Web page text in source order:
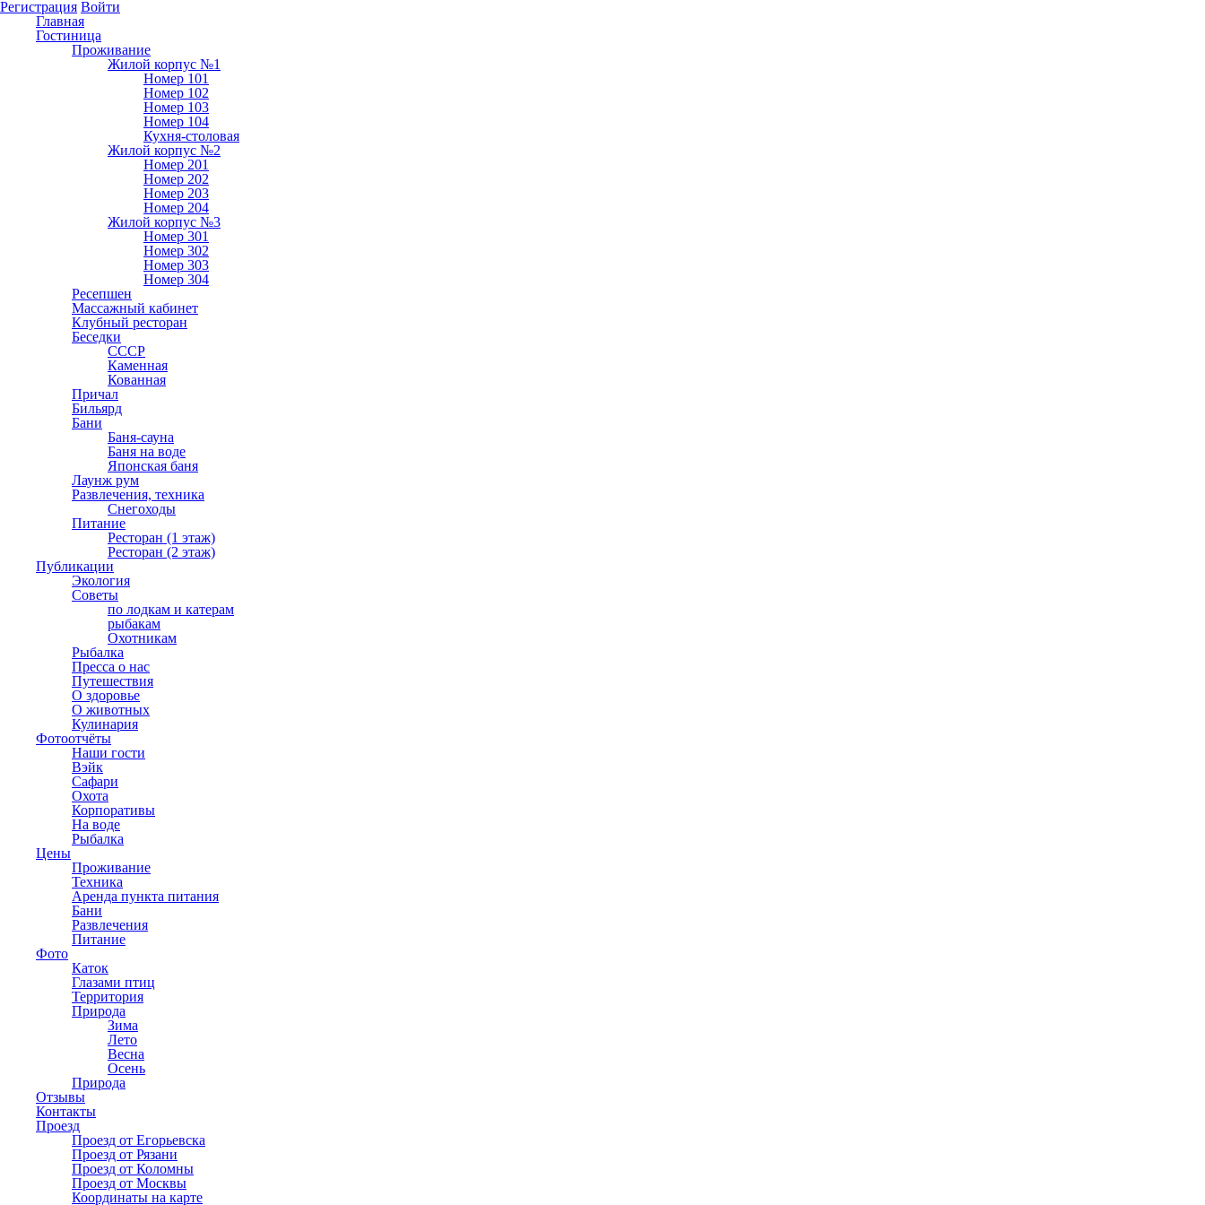
Регистрация Войти
Главная
Гостиница
Проживание
Жилой корпус №1
Номер 101
Номер 102
Номер 103
Номер 104
Кухня-столовая
Жилой корпус №2
Номер 201
Номер 202
Номер 203
Номер 204
Жилой корпус №3
Номер 301
Номер 302
Номер 303
Номер 304
Ресепшен
Массажный кабинет
Клубный ресторан
Беседки
СССР
Каменная
Кованная
Причал
Бильярд
Бани
Баня-сауна
Баня на воде
Японская баня
Лаунж рум
Развлечения, техника
Снегоходы
Питание
Ресторан (1 этаж)
Ресторан (2 этаж)
Публикации
Экология
Советы
по лодкам и катерам
рыбакам
Охотникам
Рыбалка
Пресса о нас
Путешествия
О здоровье
О животных
Кулинария
Фотоотчёты
Наши гости
Вэйк
Сафари
Охота
Корпоративы
На воде
Рыбалка
Цены
Проживание
Техника
Аренда пункта питания
Бани
Развлечения
Питание
Фото
Каток
Глазами птиц
Территория
Природа
Зима
Лето
Весна
Осень
Природа
Отзывы
Контакты
Проезд
Проезд от Егорьевска
Проезд от Рязани
Проезд от Коломны
Проезд от Москвы
Координаты на карте